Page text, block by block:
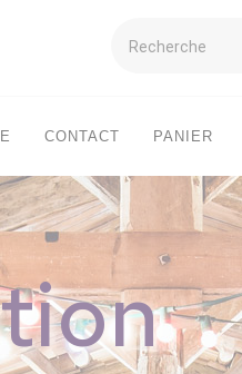
CONTACT PANIER